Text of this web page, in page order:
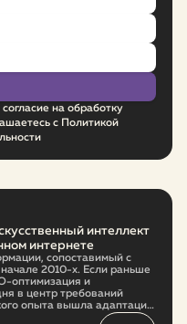
на обработку
с Политикой
интеллект
интернете
сопоставимый с
2010-х. Если раньше
оптимизация и
в центр требований
опыта вышла адаптация